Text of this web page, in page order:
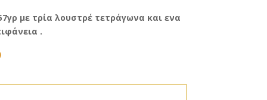
με τρία λουστρέ τετράγωνα και ενα
.
s